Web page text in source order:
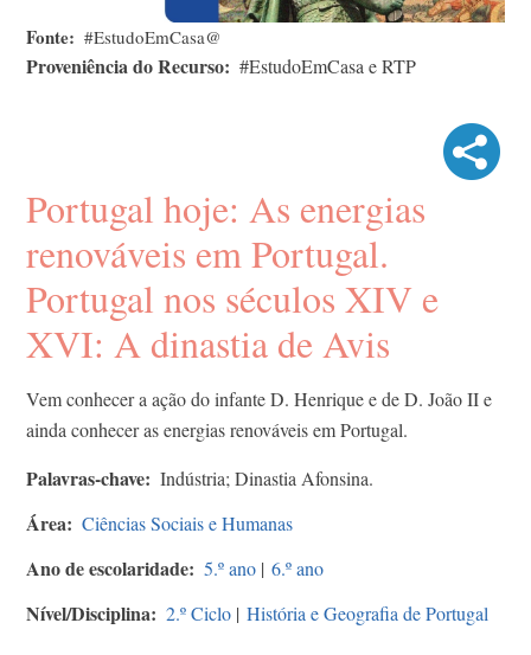
Fonte #EstudoEmCasa@
Proveniência do Recurso #EstudoEmCasa e RTP
Portugal hoje: As energias
renováveis em Portugal.
Portugal nos séculos XIV e
XVI: A dinastia de Avis
Vem conhecer a ação do infante D. Henrique e de D. João II e
ainda conhecer as energias renováveis em Portugal.
Palavras-chave Indústria; Dinastia Afonsina.
Área Ciências Sociais e Humanas
Ano de escolaridade 5.º ano | 6.º ano
Nível/Disciplina 2.º Ciclo | História e Geografia de Portugal